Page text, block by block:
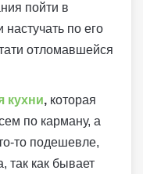
пойти в
по его
отломавшейся
кухни, которая
по карману, а
то подешевле,
так как бывает